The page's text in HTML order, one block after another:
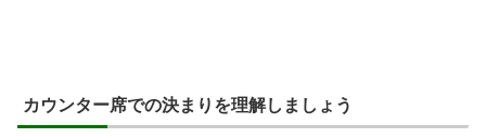
カウンター席での決まりを理解しましょう